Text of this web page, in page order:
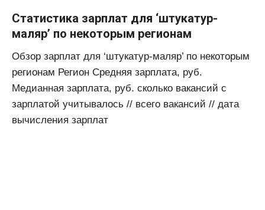
Статистика зарплат для ‘штукатур-
маляр’ по некоторым регионам
Обзор зарплат для ‘штукатур-маляр’ по некоторым
регионам Регион Средняя зарплата, руб.
Медианная зарплата, руб. сколько вакансий с
зарплатой учитывалось // всего вакансий // дата
вычисления зарплат